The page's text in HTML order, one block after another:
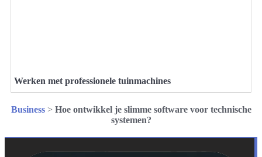
Werken met professionele tuinmachines
Business> Hoe ontwikkel je slimme software voor technische
systemen?